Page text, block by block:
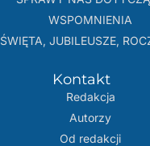
WSPOMNIENIA
ŚWIĘTA, JUBILEUSZE,
Kontakt
Redakcja
Autorzy
Od redakcji